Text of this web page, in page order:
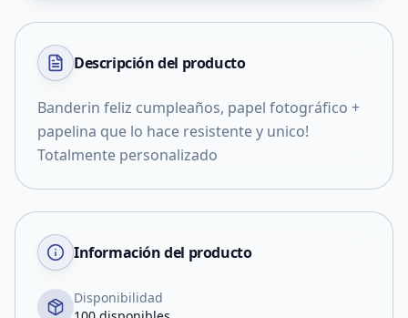
Descripción del producto
Banderin feliz cumpleaños, papel fotográfico +
papelina que lo hace resistente y unico!
Totalmente personalizado
Información del producto
Disponibilidad